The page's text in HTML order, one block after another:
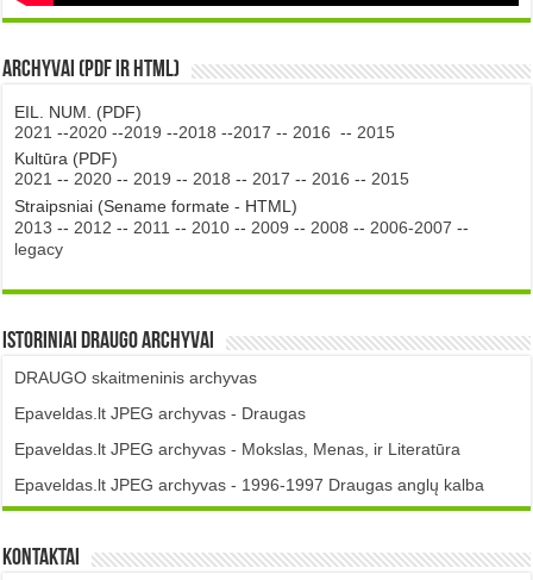
Archyvai (PDF ir HTML)
EIL. NUM. (PDF)
2021 --2020 --2019 --2018 --2017 -- 2016 -- 2015
Kultūra (PDF)
2021 -- 2020 -- 2019 -- 2018 -- 2017 -- 2016 -- 2015
Straipsniai (Sename formate - HTML)
2013 -- 2012 -- 2011 -- 2010 -- 2009 -- 2008 -- 2006-2007 --
legacy
Istoriniai DRAUGO Archyvai
DRAUGO skaitmeninis archyvas
Epaveldas.lt JPEG archyvas - Draugas
Epaveldas.lt JPEG archyvas - Mokslas, Menas, ir Literatūra
Epaveldas.lt JPEG archyvas - 1996-1997 Draugas anglų kalba
Kontaktai